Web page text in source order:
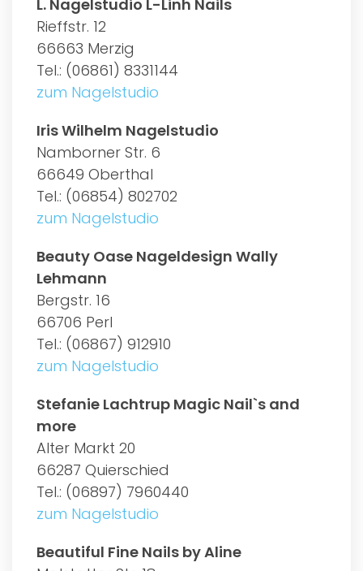
L. Nagelstudio L-Linh Nails
Rieffstr. 12
66663 Merzig
Tel.: (06861) 8331144
zum Nagelstudio
Iris Wilhelm Nagelstudio
Namborner Str. 6
66649 Oberthal
Tel.: (06854) 802702
zum Nagelstudio
Beauty Oase Nageldesign Wally
Lehmann
Bergstr. 16
66706 Perl
Tel.: (06867) 912910
zum Nagelstudio
Stefanie Lachtrup Magic Nail`s and
more
Alter Markt 20
66287 Quierschied
Tel.: (06897) 7960440
zum Nagelstudio
Beautiful Fine Nails by Aline